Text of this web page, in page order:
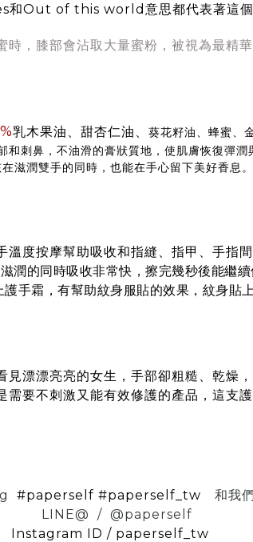
和Out of this world意思都代表著這個
，膝部會沾取大量蜜粉，被視為最精華
乳木果油、甜杏仁油、 葵花籽油、蜂蜜、
刺鼻，不油滑的膏狀質地，使肌膚恢復彈潤
滋潤雙手的同時，也能在手心留下美好香息。
度按摩幫助吸收和指縫、指甲、手指
滋潤的同時吸收非常快，擦完幾秒後能繼
手霜，有幫助紋身服貼的效果，紋身貼
漂漂亮亮的女生，手部卻粗糙、乾燥
需要不刺激又能有效修護的產品，這支
#paperself #paperself_tw 和我
LINE@ / @paperself
Instagram ID / paperself_tw